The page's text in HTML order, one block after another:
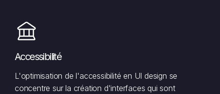
Accessibilité
L'optimisation de l'accessibilité en UI design se
concentre sur la création d'interfaces qui sont